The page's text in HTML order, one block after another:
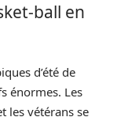
ball en
d’été de
énormes. Les
les vétérans se